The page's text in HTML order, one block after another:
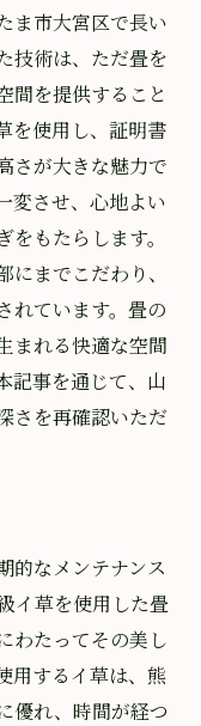
ま市大宮区で長い
技術は、ただ畳を
間を提供すること
を使用し、証明書
さが大きな魅力で
変させ、心地よい
もたらします。
までこだわり、
れています。畳の
まれる快適な空間
記事を通じて、山
さを再確認いただ
的なメンテナンス
イ草を使用した畳
わたってその美し
用するイ草は、熊
優れ、時間が経つ